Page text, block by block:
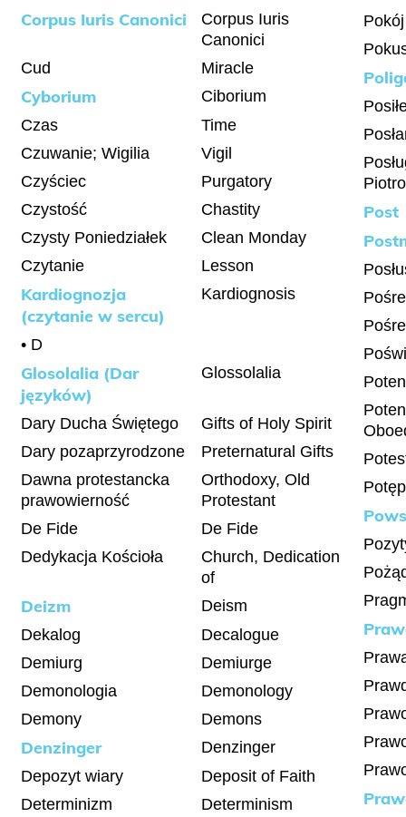
Corpus Iuris Canonici
Corpus Iuris
Canonici
Cud
Miracle
Cyborium
Ciborium
Czas
Time
Czuwanie; Wigilia
Vigil
Czyściec
Purgatory
Czystość
Chastity
Czysty Poniedziałek
Clean Monday
Czytanie
Lesson
Kardiognozja
(czytanie w sercu)
Kardiognosis
• D
Glosolalia (Dar
języków)
Glossolalia
Dary Ducha Świętego
Gifts of Holy Spirit
Dary pozaprzyrodzone
Preternatural Gifts
Dawna protestancka
prawowierność
Orthodoxy, Old
Protestant
De Fide
De Fide
Dedykacja Kościoła
Church, Dedication
of
Deizm
Deism
Dekalog
Decalogue
Demiurg
Demiurge
Demonologia
Demonology
Demony
Demons
Denzinger
Denzinger
Depozyt wiary
Deposit of Faith
Determinizm
Determinism
Pokój
Post